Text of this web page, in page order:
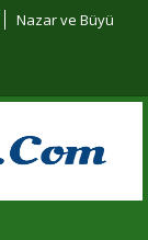
Nazar ve Büyü